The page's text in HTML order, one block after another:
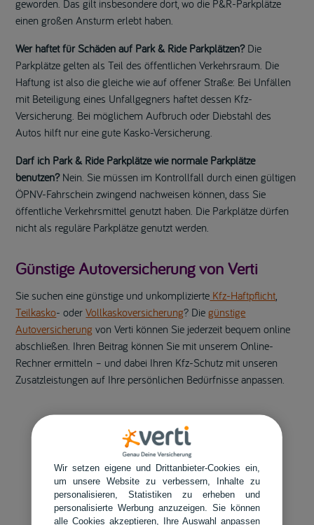
geworden. Das gilt insbesondere dort, wo die P&R-Parkplätze
einen großen Ansturm erlebt haben.
Wer haftet für Schäden auf Park & Ride Parkplätzen?Die
Parkplätze gelten als Teil des öffentlichen Verkehrsraum. Die
Haftung ist also die gleiche wie auf offener Straße: Bei Unfällen
mit Beteiligung eines Unfallgegners haftet dessen Kfz-
Versicherung. Bei möglichem Aufbruch oder Diebstahl des
Autos hilft nur eine gute Kasko-Versicherung.
Darf ich Park & Ride Parkplätze wie normale Parkplätze
benutzen? Nein. Sie müssen im Kontrollfall durch einen gültigen
ÖPNV-Fahrschein zwingend nachweisen können, dass Sie
öffentliche Verkehrsmittel genutzt haben. Die Parkplätze dürfen
nicht als reguläre Parkplätze genutzt werden.
Günstige Autoversicherung von Verti
Sie suchen eine günstige und unkomplizierte Kfz-Haftpflicht
Teilkasko- oderVollkaskoversicherung? Diegünstige
Autoversicherung von Verti können Sie jederzeit bequem online
abschließen. Ihren Beitrag können Sie mit unserem Online-
Rechner ermitteln – und dabei Ihren Kfz-Schutz mit unseren
Zusatzleistungen auf Ihre persönlichen Bedürfnisse anpassen.
Wir setzen eigene und Drittanbieter-Cookies ein,
um unsere Website zu verbessern, Inhalte zu
personalisieren, Statistiken zu erheben und
personalisierte Werbung anzuzeigen. Sie können
alle Cookies akzeptieren, Ihre Auswahl anpassen